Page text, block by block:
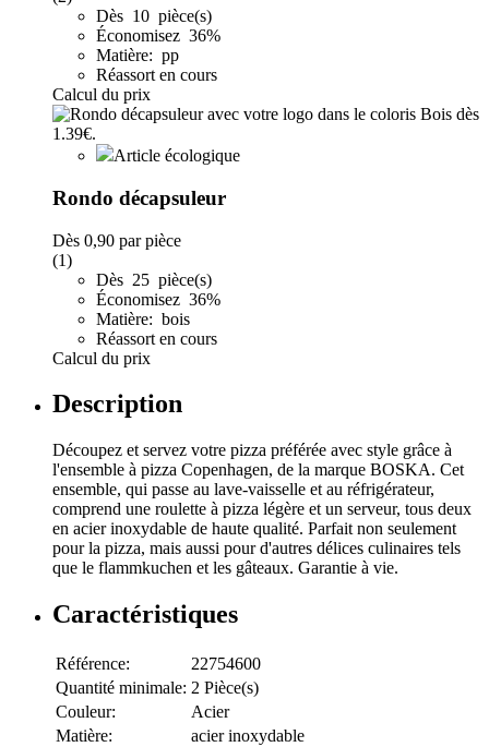
Dès 10 pièce(s)
Économisez 36%
Matière: pp
Réassort en cours
Calcul du prix
Article écologique
Rondo décapsuleur
Dès 0,90 par pièce
(1)
Dès 25 pièce(s)
Économisez 36%
Matière: bois
Réassort en cours
Calcul du prix
Description
Découpez et servez votre pizza préférée avec style grâce à
l'ensemble à pizza Copenhagen, de la marque BOSKA. Cet
ensemble, qui passe au lave-vaisselle et au réfrigérateur,
comprend une roulette à pizza légère et un serveur, tous deux
en acier inoxydable de haute qualité. Parfait non seulement
pour la pizza, mais aussi pour d'autres délices culinaires tels
que le flammkuchen et les gâteaux. Garantie à vie.
Caractéristiques
Référence:
22754600
Quantité minimale: 2 Pièce(s)
Couleur:
Acier
Matière:
acier inoxydable